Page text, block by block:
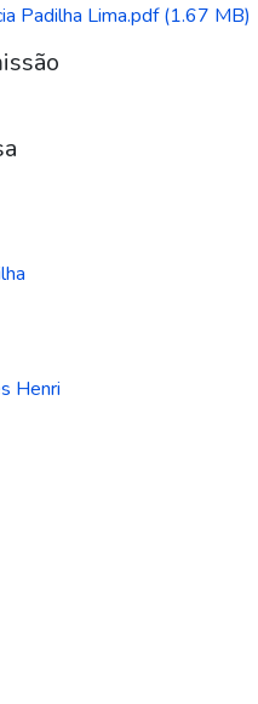
Padilha Lima.pdf(1.67 MB)
Henri